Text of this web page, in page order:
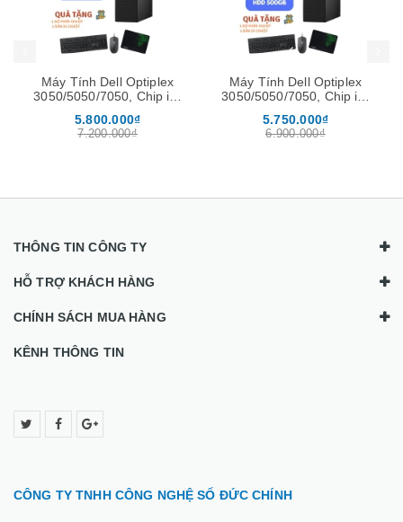
Máy Tính Dell Optiplex
3050/5050/7050, Chip i7-
240GB, DVD
5.800.000₫
7.200.000₫
Máy Tính Dell Optiplex
3050/5050/7050, Chip i7-
120GB, HDD 500GB, DVD
5.750.000₫
6.900.000₫
THÔNG TIN CÔNG TY
HỖ TRỢ KHÁCH HÀNG
CHÍNH SÁCH MUA HÀNG
KÊNH THÔNG TIN
CÔNG TY TNHH CÔNG NGHỆ SỐ ĐỨC CHÍNH